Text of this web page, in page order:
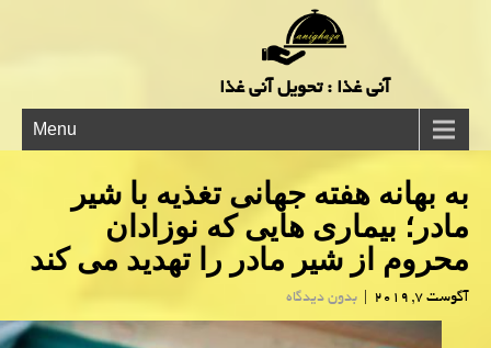
آنی غذا : تحویل آنی غذا
Menu
به بهانه هفته جهانی تغذیه با شیر
مادر؛ بیماری هایی كه نوزادان
محروم از شیر مادر را تهدید می كند
آگوست 7, 2019 | بدون دیدگاه